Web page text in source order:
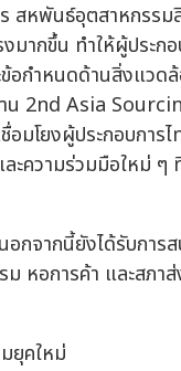
สหพันธ์อุตสาหกรร
ากขึ้น ทำให้ผู้ประก
อกำหนดด้านสิ่งแว
าน 2nd Asia
โยงผู้ประกอบการไ
ความร่วมมือใหม่ ๆ
อกจากนี้ยังได้รับกา
ม หอการค้า และสภ
ยุคใหม่